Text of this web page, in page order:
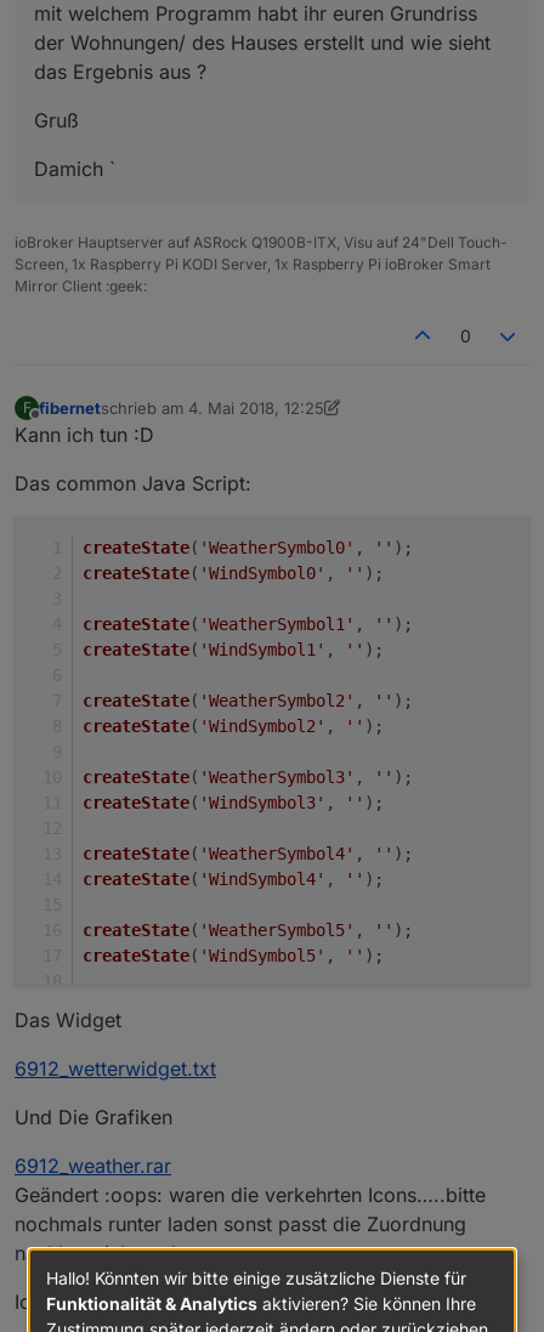
mit welchem Programm habt ihr euren Grundriss
der Wohnungen/ des Hauses erstellt und wie sieht
das Ergebnis aus ?
Gruß
Damich `
ioBroker Hauptserver auf ASRock Q1900B-ITX, Visu auf 24"Dell Touch-
Screen, 1x Raspberry Pi KODI Server, 1x Raspberry Pi ioBroker Smart
Mirror Client :geek:
0
F
Offline
fibernetschrieb am 4. Mai 2018, 12:25
zuletzt editiert von Jey Cee
Kann ich tun :D
Das common Java Script:
createState( 'WeatherSymbol0' , '' );
createState( 'WindSymbol0' , '' );
createState( 'WeatherSymbol1' , '' );
createState( 'WindSymbol1' , '' );
createState( 'WeatherSymbol2' , '' );
createState( 'WindSymbol2' , '' );
createState( 'WeatherSymbol3' , '' );
createState( 'WindSymbol3' , '' );
createState( 'WeatherSymbol4' , '' );
createState( 'WindSymbol4' , '' );
createState( 'WeatherSymbol5' , '' );
createState( 'WindSymbol5' , '' );
createState
createState('WeatherSymbol7'
createState
on("daswetter.0.NextDaysDetailed.0d.SymbolID"
var
parseInt (obj. newState val , 10
temp =
log (temp);
});
Das Widget
6912_wetterwidget.txt
Und Die Grafiken
6912_weather.rar
Geändert :oops: waren die verkehrten Icons…..bitte
nochmals runter laden sonst passt die Zuordnung
nachher nicht mehr
Ich hoffe gehilft zu haben
Hallo! Könnten wir bitte einige zusätzliche Dienste für
Funktionalität & Analytics aktivieren? Sie können Ihre